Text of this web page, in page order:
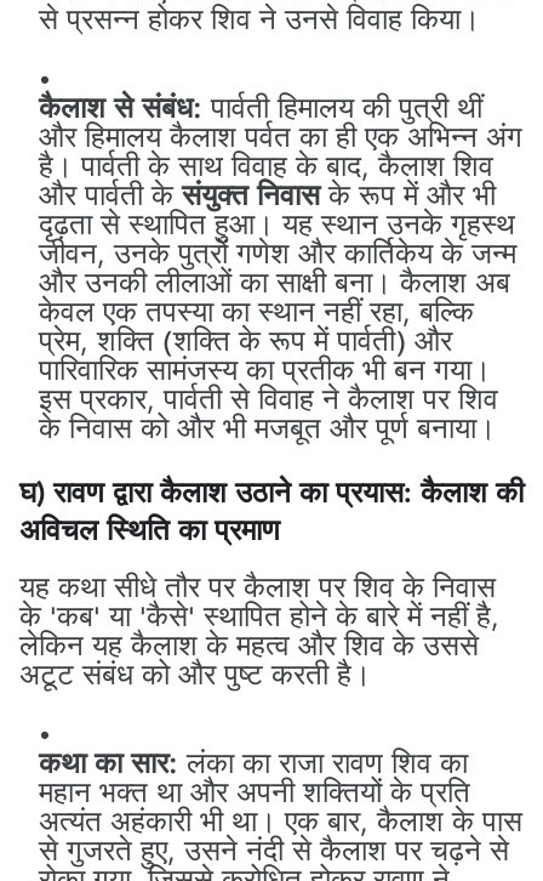
से प्रसन्न होकर शिव ने उनसे विवाह किया।
कैलाश से संबंध: पार्वती हिमालय की पुत्री थीं
और हिमालय कैलाश पर्वत का ही एक अभिन्न अंग
है। पार्वती के साथ विवाह के बाद, कैलाश शिव
और पार्वती केसंयुक्त निवासके रूप में और भी
दृढ़ता से स्थापित हुआ। यह स्थान उनके गृहस्थ
जीवन, उनके पुत्रों गणेश और कार्तिकेय के जन्म
और उनकी लीलाओं का साक्षी बना। कैलाश अब
केवल एक तपस्या का स्थान नहीं रहा, बल्कि
प्रेम, शक्ति (शक्ति के रूप में पार्वती) और
पारिवारिक सामंजस्य का प्रतीक भी बन गया।
इस प्रकार, पार्वती से विवाह ने कैलाश पर शिव
के निवास को और भी मजबूत और पूर्ण बनाया।
घ) रावण द्वारा कैलाश उठाने का प्रयास: कैलाश की
अविचल स्थिति का प्रमाण
यह कथा सीधे तौर पर कैलाश पर शिव के निवास
के 'कब' या 'कैसे' स्थापित होने के बारे में नहीं है,
लेकिन यह कैलाश के महत्व और शिव के उससे
अटूट संबंध को और पुष्ट करती है।
कथा का सार: लंका का राजा रावण शिव का
महान भक्त था और अपनी शक्तियों के प्रति
अत्यंत अहंकारी भी था। एक बार, कैलाश के पास
से गुजरते हुए, उसने नंदी से कैलाश पर चढ़ने से